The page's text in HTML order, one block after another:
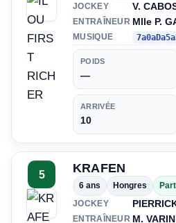
JOCKEY
V.
ENTRAÎNEUR Mlle P.
MUSIQUE
POIDS
—
ARRIVÉE
10
5 KRAFEN
6 ans Hongres
JOCKEY
ENTRAÎNEUR M. VARIN